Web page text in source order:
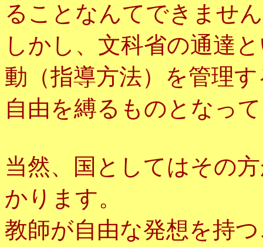
ることなんてできませ
しかし、文科省の通達
動（指導方法）を管理
自由を縛るものとなっ
当然、国としてはその
かります。
教師が自由な発想を持